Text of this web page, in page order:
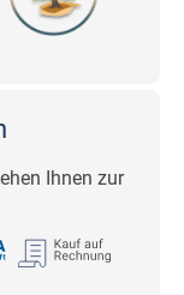
Ihnen zur